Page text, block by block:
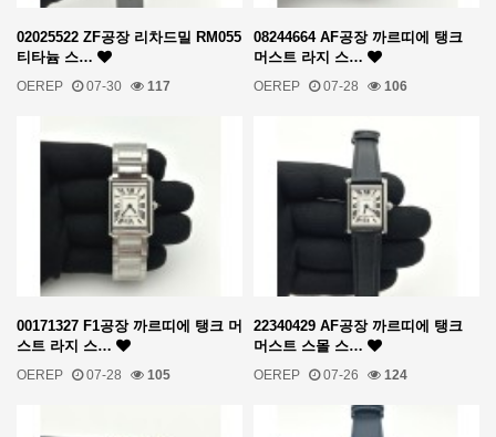
02025522 ZF공장 리차드밀 RM055
티타늄 스…
OEREP 07-30 117
08244664 AF공장 까르띠에 탱크
머스트 라지 스…
OEREP 07-28 106
00171327 F1공장 까르띠에 탱크 머
스트 라지 스…
OEREP 07-28 105
22340429 AF공장 까르띠에 탱크
머스트 스몰 스…
OEREP 07-26 124